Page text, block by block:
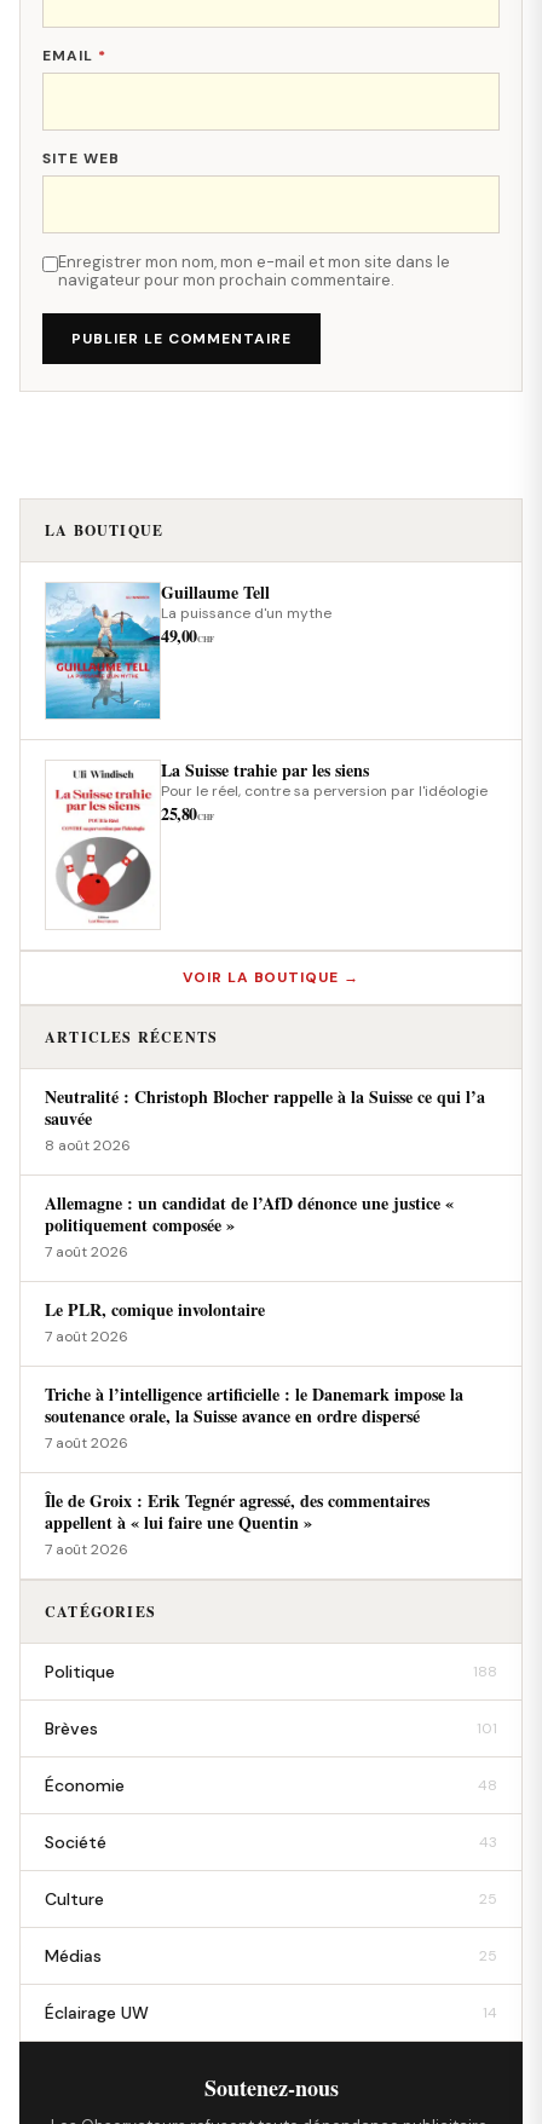
EMAIL *
SITE WEB
Enregistrer mon nom, mon e-mail et mon site dans le
navigateur pour mon prochain commentaire.
PUBLIER LE COMMENTAIRE
LA BOUTIQUE
Guillaume Tell
La puissance d'un mythe
49,00CHF
La Suisse trahie par les siens
Pour le réel, contre sa perversion par l'idéologie
25,80CHF
VOIR LA BOUTIQUE →
ARTICLES RÉCENTS
Neutralité : Christoph Blocher rappelle à la Suisse ce qui l’a
sauvée
8 août 2026
Allemagne : un candidat de l’AfD dénonce une justice «
politiquement composée »
7 août 2026
Le PLR, comique involontaire
7 août 2026
Triche à l’intelligence artificielle : le Danemark impose la
soutenance orale, la Suisse avance en ordre dispersé
7 août 2026
Île de Groix : Erik Tegnér agressé, des commentaires
appellent à « lui faire une Quentin »
7 août 2026
CATÉGORIES
Politique 188
Brèves 101
Économie 48
Société 43
Culture 25
Médias 25
Éclairage UW 14
Soutenez-nous